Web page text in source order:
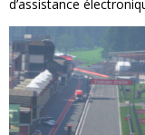
d’assistance